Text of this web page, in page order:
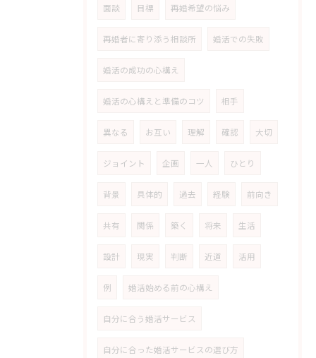
面談 目標 再婚希望の悩み
再婚者に寄り添う相談所 婚活での失敗
婚活の成功の心構え
婚活の心構えと準備のコツ 相手
異なる お互い 理解 確認 大切
ジョイント 企画 一人 ひとり
背景 具体的 過去 経験 前向き
共有 関係 築く 将来 生活
設計 現実 判断 近道 活用
例 婚活始める前の心構え
自分に合う婚活サービス
自分に合った婚活サービスの選び方